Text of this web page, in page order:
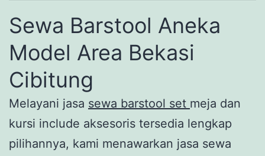
Sewa Barstool Aneka
Model Area Bekasi
Cibitung
Melayani jasa sewa barstool set meja dan
kursi include aksesoris tersedia lengkap
pilihannya, kami menawarkan jasa sewa